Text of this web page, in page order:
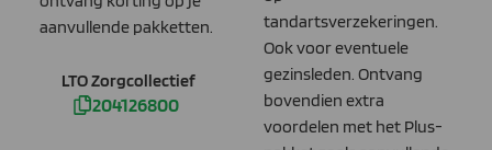
aanvullende pakketten.
LTO Zorgcollectief
204126800
tandartsverzekeringen.
Ook voor eventuele
gezinsleden. Ontvang
bovendien extra
voordelen met het Plus-